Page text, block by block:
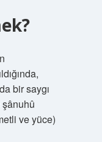
bir saygı
ve yüce)